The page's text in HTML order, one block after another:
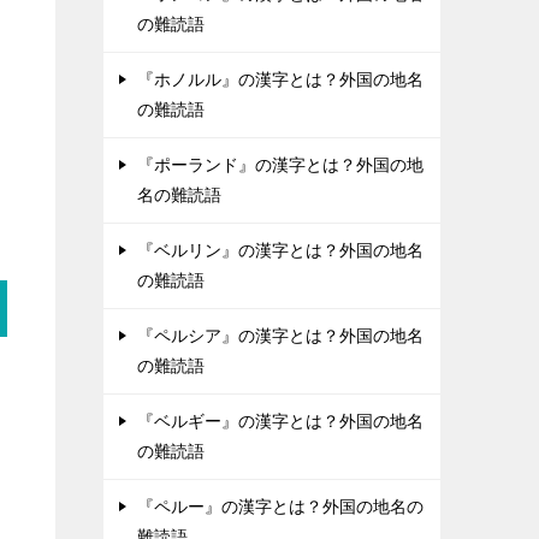
の難読語
『ホノルル』の漢字とは？外国の地名
の難読語
『ポーランド』の漢字とは？外国の地
名の難読語
『ベルリン』の漢字とは？外国の地名
の難読語
『ペルシア』の漢字とは？外国の地名
の難読語
『ベルギー』の漢字とは？外国の地名
の難読語
『ペルー』の漢字とは？外国の地名の